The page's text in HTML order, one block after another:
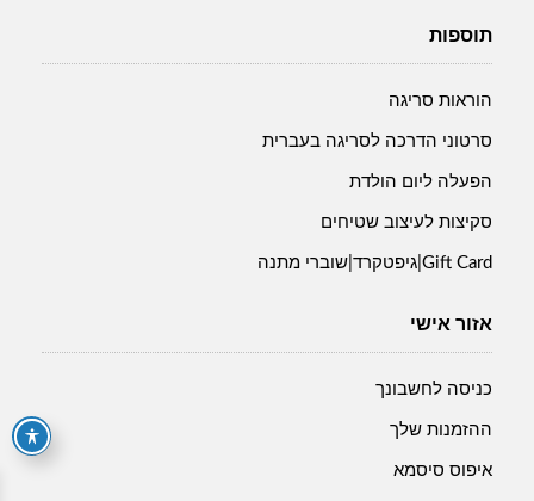
תוספות
הוראות סריגה
סרטוני הדרכה לסריגה בעברית
הפעלה ליום הולדת
סקיצות לעיצוב שטיחים
Gift Card|גיפטקרד|שוברי מתנה
אזור אישי
כניסה לחשבונך
ההזמנות שלך
איפוס סיסמא